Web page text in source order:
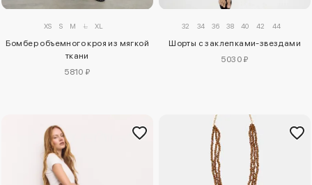
XS S M L XL
Бомбер объемного кроя из мягкой
ткани
5810 ₽
32 34 36 38 40 42 44
Шорты с заклепками-звездами
5030 ₽